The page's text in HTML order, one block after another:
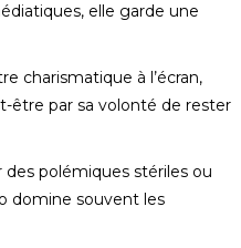
elle garde une
charismatique à l’écran,
être par sa volonté de rester
polémiques stériles ou
domine souvent les